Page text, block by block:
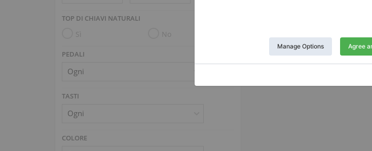
TOP DI CHIAVI NATURALI
Sì No
PEDALI
TASTI
COLORE